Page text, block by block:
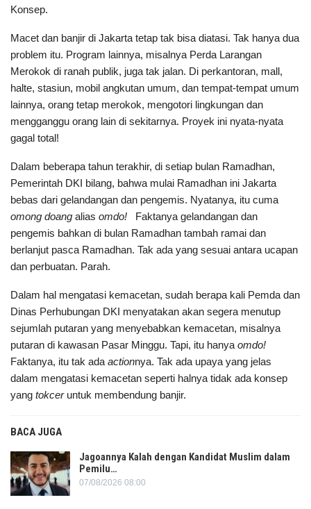
Konsep.
Macet dan banjir di Jakarta tetap tak bisa diatasi. Tak hanya dua
problem itu. Program lainnya, misalnya Perda Larangan
Merokok di ranah publik, juga tak jalan. Di perkantoran, mall,
halte, stasiun, mobil angkutan umum, dan tempat-tempat umum
lainnya, orang tetap merokok, mengotori lingkungan dan
mengganggu orang lain di sekitarnya. Proyek ini nyata-nyata
gagal total!
Dalam beberapa tahun terakhir, di setiap bulan Ramadhan,
Pemerintah DKI bilang, bahwa mulai Ramadhan ini Jakarta
bebas dari gelandangan dan pengemis. Nyatanya, itu cuma
omong doang alias omdo! Faktanya gelandangan dan
pengemis bahkan di bulan Ramadhan tambah ramai dan
berlanjut pasca Ramadhan. Tak ada yang sesuai antara ucapan
dan perbuatan. Parah.
Dalam hal mengatasi kemacetan, sudah berapa kali Pemda dan
Dinas Perhubungan DKI menyatakan akan segera menutup
sejumlah putaran yang menyebabkan kemacetan, misalnya
putaran di kawasan Pasar Minggu. Tapi, itu hanya omdo!
Faktanya, itu tak ada actionnya. Tak ada upaya yang jelas
dalam mengatasi kemacetan seperti halnya tidak ada konsep
yang tokceruntuk membendung banjir.
BACA JUGA
Jagoannya Kalah dengan Kandidat Muslim dalam
Pemilu…
07/08/2026 08:00